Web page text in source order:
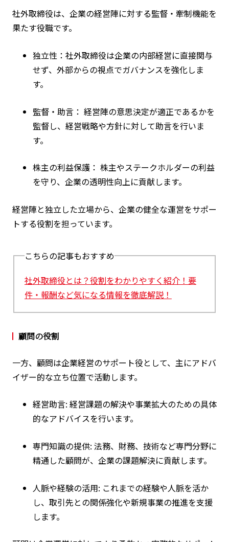
社外取締役は、企業の経営陣に対する監督・牽制機能を
果たす役職です。
独立性：社外取締役は企業の内部経営に直接関与
せず、外部からの視点でガバナンスを強化しま
す。
監督・助言： 経営陣の意思決定が適正であるかを
監督し、経営戦略や方針に対して助言を行いま
す。
株主の利益保護： 株主やステークホルダーの利益
を守り、企業の透明性向上に貢献します。
経営陣と独立した立場から、企業の健全な運営をサポー
トする役割を担っています。
こちらの記事もおすすめ
社外取締役とは？役割をわかりやすく紹介！要
件・報酬など気になる情報を徹底解説！
顧問の役割
一方、顧問は企業経営のサポート役として、主にアドバ
イザー的な立ち位置で活動します。
経営助言: 経営課題の解決や事業拡大のための具体
的なアドバイスを行います。
専門知識の提供: 法務、財務、技術など専門分野に
精通した顧問が、企業の課題解決に貢献します。
人脈や経験の活用: これまでの経験や人脈を活か
し、取引先との関係強化や新規事業の推進を支援
します。